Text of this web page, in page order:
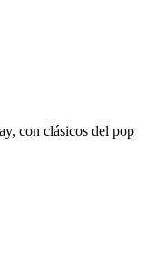
con clásicos del pop